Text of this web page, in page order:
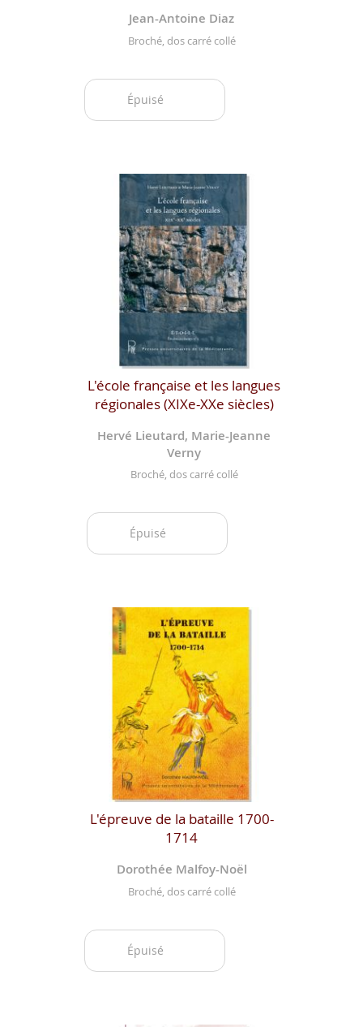
Jean-Antoine Diaz
Broché, dos carré collé
Épuisé
L'école française et les langues
régionales (XIXe-XXe siècles)
Hervé Lieutard, Marie-Jeanne
Verny
Broché, dos carré collé
Épuisé
L'épreuve de la bataille 1700-
1714
Dorothée Malfoy-Noël
Broché, dos carré collé
Épuisé